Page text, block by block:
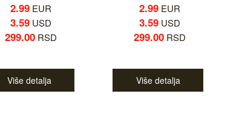
2.99EUR
3.59USD
299.00RSD
Više detalja
2.99EUR
3.59USD
299.00RSD
Više detalja